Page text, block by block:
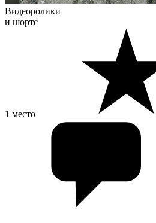
Видеоролики
и шортс
1 место